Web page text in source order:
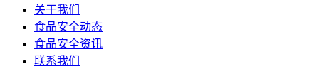
关于我们
食品安全动态
食品安全资讯
联系我们